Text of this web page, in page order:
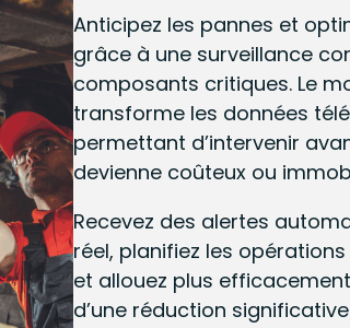
Anticipez les pannes et
grâce à une surveillance
composants critiques. Le
transforme les données
permettant d’intervenir
devienne coûteux ou
Recevez des alertes
réel, planifiez les
et allouez plus
d’une réduction